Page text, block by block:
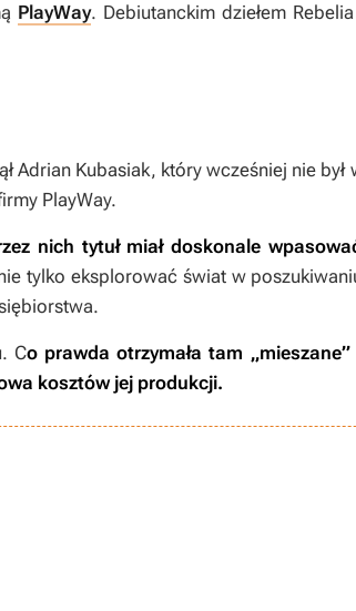
PlayWay. Debiutanckim dziełem
Adrian Kubasiak, który wcześniej nie
PlayWay.
nich tytuł miał doskonale
tylko eksplorować świat w
Co prawda otrzymała tam
kosztów jej produkcji.